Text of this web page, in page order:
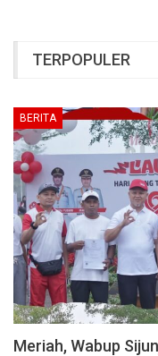
TERPOPULER
BERITA
Meriah, Wabup